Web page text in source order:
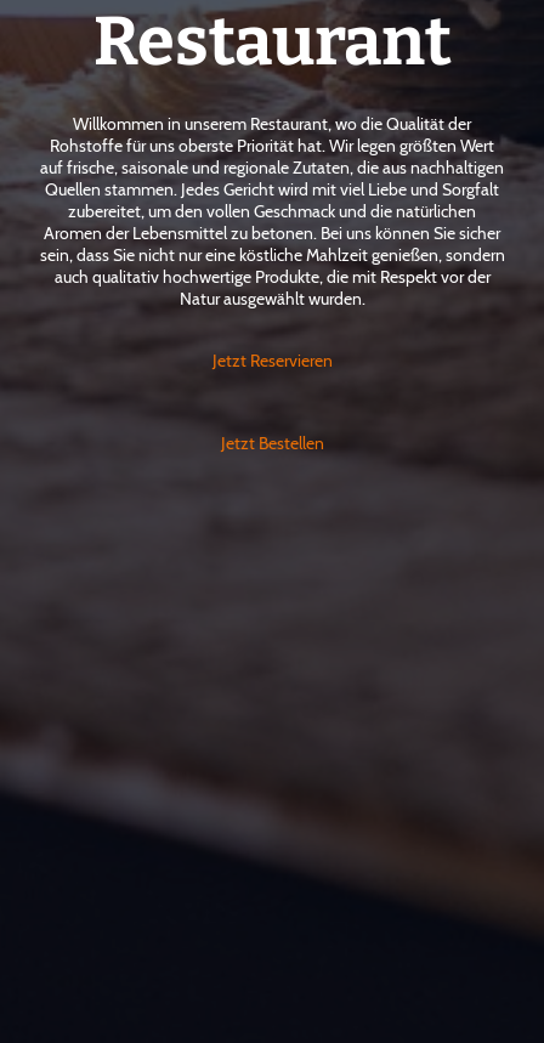
Restaurant
Willkommen in unserem Restaurant, wo die Qualität der
Rohstoffe für uns oberste Priorität hat. Wir legen größten Wert
auf frische, saisonale und regionale Zutaten, die aus nachhaltigen
Quellen stammen. Jedes Gericht wird mit viel Liebe und Sorgfalt
zubereitet, um den vollen Geschmack und die natürlichen
Aromen der Lebensmittel zu betonen. Bei uns können Sie sicher
sein, dass Sie nicht nur eine köstliche Mahlzeit genießen, sondern
auch qualitativ hochwertige Produkte, die mit Respekt vor der
Natur ausgewählt wurden.
Jetzt Reservieren
Jetzt Bestellen